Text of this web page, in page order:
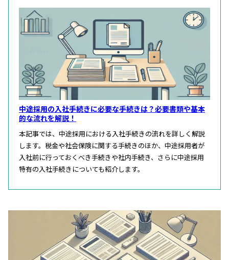
中途採用の入社手続きに必要な手続きは？必要書類や基本
的な流れを解説！
本記事では、中途採用における入社手続きの流れを詳しく解説
します。税金や社会保険に関する手続きのほか、中途採用者が
入社前に行っておくべき手続きや社内手続き、さらに中途採用
特有の入社手続きについても紹介します。